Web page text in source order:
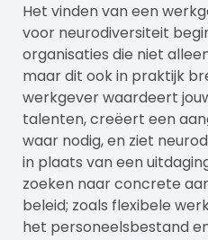
Het vinden van een
voor neurodiversiteit
organisaties die niet
maar dit ook in praktijk
werkgever waardeert
talenten, creëert een
waar nodig, en ziet
in plaats van een
zoeken naar concrete
beleid; zoals flexibele
het personeelsbestand